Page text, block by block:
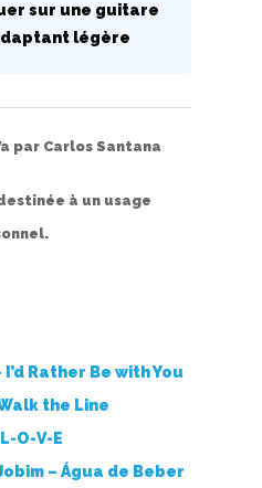
sur une guitare
légère
par Carlos Santana
à un usage
Rather Be with You
the Line
O-V-E
– Água de Beber